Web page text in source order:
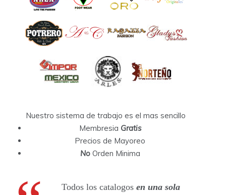
Nuestro sistema de trabajo es el mas sencillo
Membresia Gratis
Precios de Mayoreo
NoOrden Minima
Todos los catalogos en una sola